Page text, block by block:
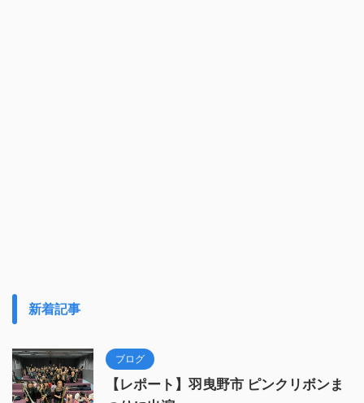
新着記事
ブログ
【レポート】羽曳野市 ピンクリボンま